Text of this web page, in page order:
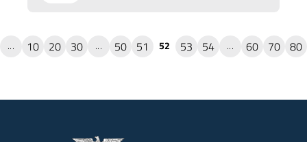
... 10 20 30 ... 50 51 52 53 54 ... 60 70 80